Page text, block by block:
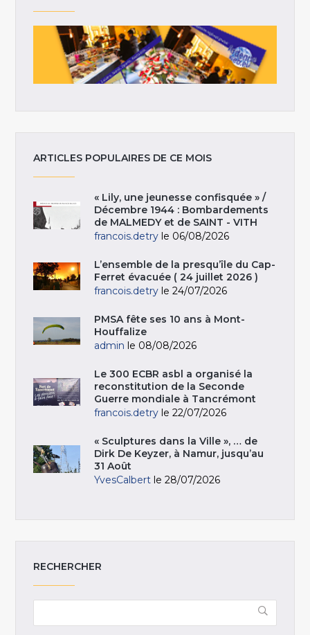
ARTICLES POPULAIRES DE CE MOIS
« Lily, une jeunesse confisquée » /
Décembre 1944 : Bombardements
de MALMEDY et de SAINT - VITH
francois.detry le 06/08/2026
L’ensemble de la presqu’île du Cap-
Ferret évacuée ( 24 juillet 2026 )
francois.detry le 24/07/2026
PMSA fête ses 10 ans à Mont-
Houffalize
admin le 08/08/2026
Le 300 ECBR asbl a organisé la
reconstitution de la Seconde
Guerre mondiale à Tancrémont
francois.detry le 22/07/2026
« Sculptures dans la Ville », … de
Dirk De Keyzer, à Namur, jusqu’au
31 Août
YvesCalbert le 28/07/2026
RECHERCHER